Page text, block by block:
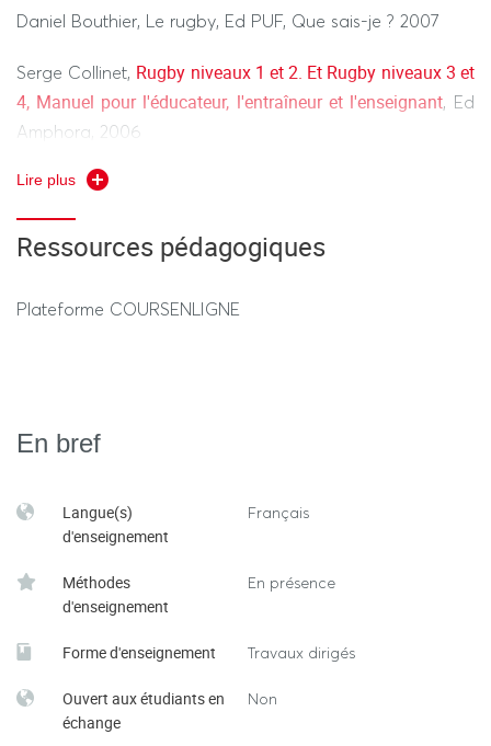
Daniel Bouthier, Le rugby, Ed PUF, Que sais-je ? 2007
Serge Collinet, Rugby niveaux 1 et 2. Et Rugby niveaux 3 et
4, Manuel pour l'éducateur, l'entraîneur et l'enseignant, Ed
Amphora, 2006
Pierre Conquet, Les fondamentaux du rugby moderne,
1994
René Deleplace, Rugby de mouvement, rugby total,
2012
Pierre Villepreux, Formation au rugby de mouvement,
Lire plus
Ressources pédagogiques
Plateforme COURSENLIGNE
En bref
Langue(s)
d'enseignement
Français
Méthodes
d'enseignement
En présence
Forme d'enseignement Travaux dirigés
Ouvert aux étudiants en
échange
Non